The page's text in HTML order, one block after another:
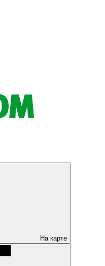
На карте